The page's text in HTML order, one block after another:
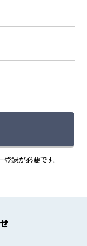
録が必要です。